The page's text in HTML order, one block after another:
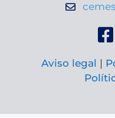
Aviso legal |